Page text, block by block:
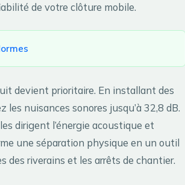
de votre clôture mobile.
devient prioritaire. En installant des
les nuisances sonores jusqu’à 32,8 dB.
dirigent l’énergie acoustique et
une séparation physique en un outil
des riverains et les arrêts de chantier.